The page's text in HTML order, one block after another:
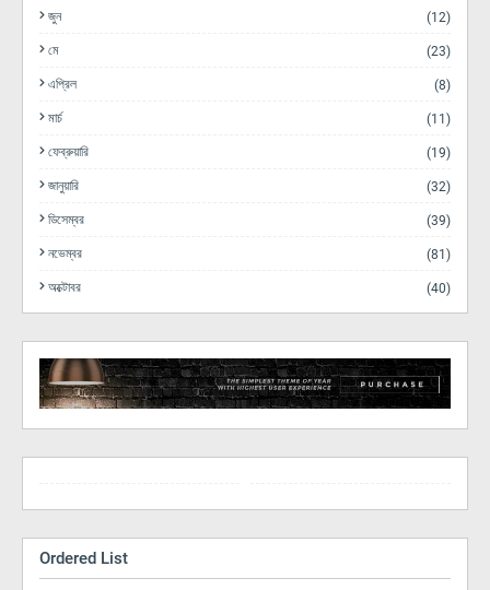
জুন (12)
মে (23)
এপ্রিল (8)
মার্চ (11)
ফেব্রুয়ারি (19)
জানুয়ারি (32)
ডিসেম্বর (39)
নভেম্বর (81)
অক্টোবর (40)
Ordered List